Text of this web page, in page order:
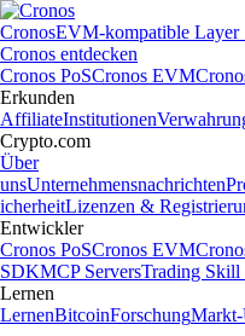
CronosEVM-kompatible Layer
Cronos entdecken
Cronos PoSCronos EVM
Erkunden
AffiliateInstitutionen
Crypto.com
Über
unsUnternehmensnachrichten
icherheitLizenzen &
Entwickler
Cronos PoSCronos EVM
SDKMCP ServersTrading Skill
Lernen
LernenBitcoinForschungMarkt-